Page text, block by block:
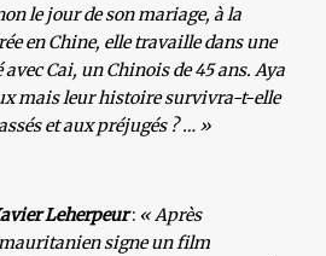
le jour de son mariage, à la
en Chine, elle travaille dans une
Cai, un Chinois de 45 ans. Aya
mais leur histoire survivra-t-elle
et aux préjugés ? … »
Leherpeur: « Après
signe un film